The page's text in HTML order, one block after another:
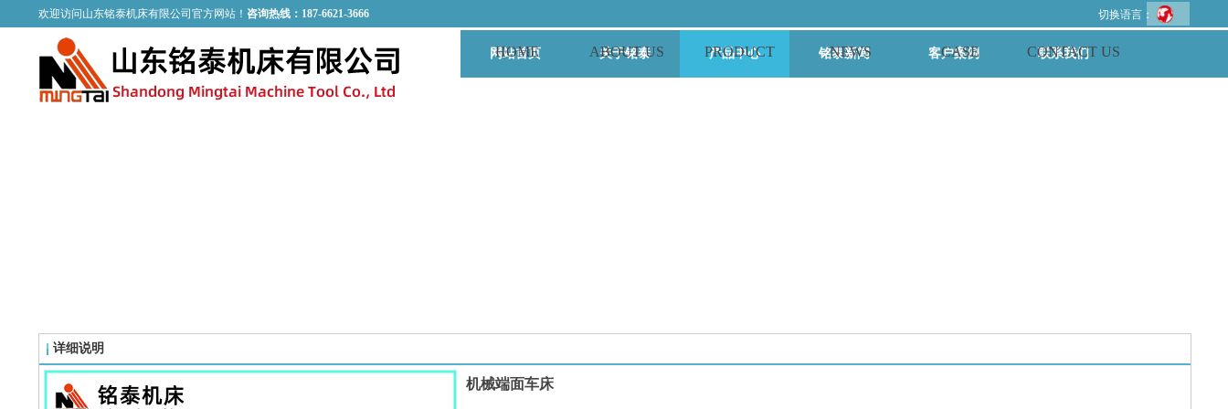
HOME ABOUT US PRODUCT NEWS CASE CONTACT US
欢迎访问山东铭泰机床有限公司官方网站！ 咨询热线：187-6621-3666 切换语言：
网站首页 关于铭泰 产品中心 铭泰新闻 客户案例 联系我们
详细说明
机械端面车床